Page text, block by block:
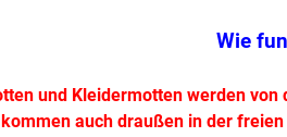
Wie
und Kleidermotten werden
auch draußen in der freien